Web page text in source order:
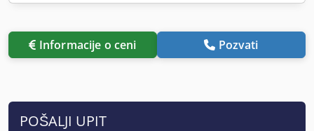
Informacije o ceni Pozvati
POŠALJI UPIT